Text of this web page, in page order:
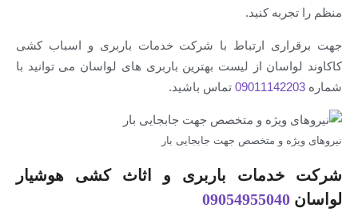
کنید.
ارتباط با شرکت خدمات باربری و اسباب کشی
از لیست بهترین باربری های لواسان می توانید با
تماس باشید.
و متخصص جهت جابجایی بار
باربری و اثاث کشی هوشیار
09054955040